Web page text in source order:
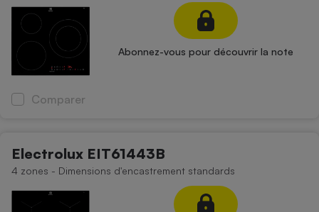
Abonnez-vous pour découvrir la note
Comparer
Electrolux EIT61443B
4 zones - Dimensions d'encastrement standards